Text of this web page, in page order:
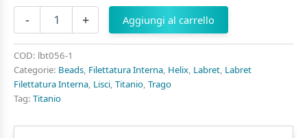
-
Labret
Quadrato
Liscio
di
Titanio
ASTM
F136
+ Aggiungi al carrello
COD: lbt056-1
Categorie: Beads, Filettatura Interna, Helix, Labret, Labret
Filettatura Interna, Lisci, Titanio, Trago
Tag: Titanio